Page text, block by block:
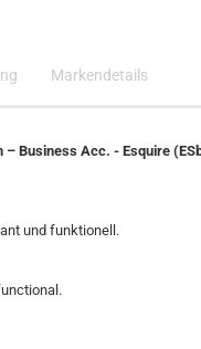
Markendetails
– Business Acc. - Esquire
und funktionell.